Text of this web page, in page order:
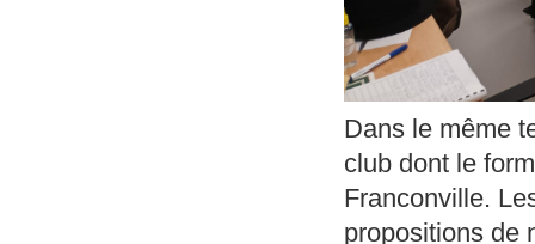
Dans le même
club dont le
Franconville.
propositions de